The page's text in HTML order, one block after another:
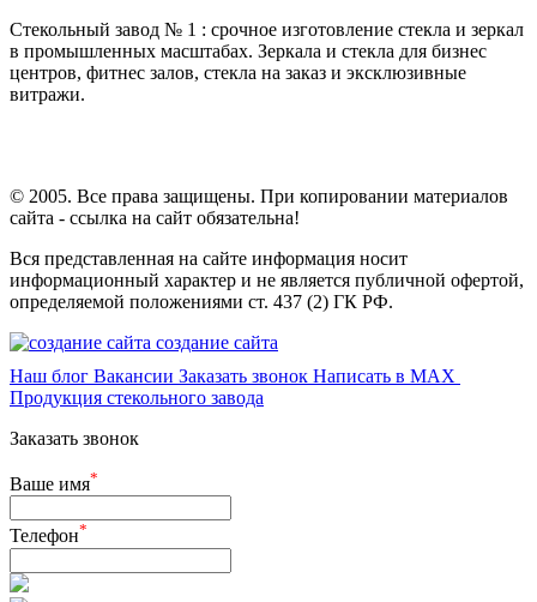
Стекольный завод № 1 : срочное изготовление стекла и зеркал
в промышленных масштабах. Зеркала и стекла для бизнес
центров, фитнес залов, стекла на заказ и эксклюзивные
витражи.
© 2005. Все права защищены. При копировании материалов
сайта - ссылка на сайт обязательна!
Вся представленная на сайте информация носит
информационный характер и не является публичной офертой,
определяемой положениями ст. 437 (2) ГК РФ.
создание сайта
Наш блог Вакансии Заказать звонок Написать в MAX
Продукция стекольного завода
Заказать звонок
Ваше имя*
Телефон*